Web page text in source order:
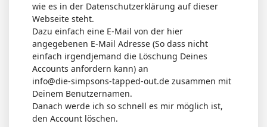
wie es in der Datenschutzerklärung auf dieser
Webseite steht.
Dazu einfach eine E-Mail von der hier
angegebenen E-Mail Adresse (So dass nicht
einfach irgendjemand die Löschung Deines
Accounts anfordern kann) an
info@die-simpsons-tapped-out.de zusammen mit
Deinem Benutzernamen.
Danach werde ich so schnell es mir möglich ist,
den Account löschen.